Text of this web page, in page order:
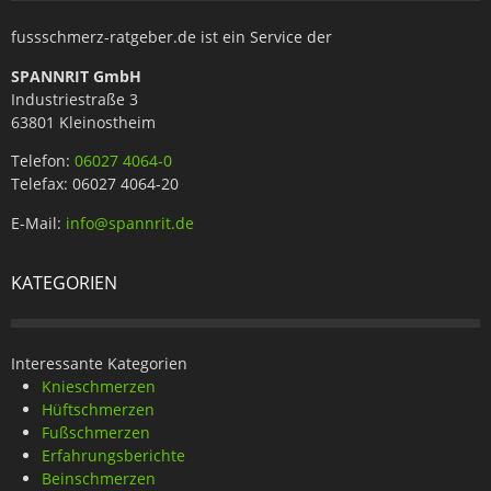
fussschmerz-ratgeber.de ist ein Service der
SPANNRIT GmbH
Industriestraße 3
63801 Kleinostheim
Telefon: 06027 4064-0
Telefax: 06027 4064-20
E-Mail: info@spannrit.de
KATEGORIEN
Interessante Kategorien
Knieschmerzen
Hüftschmerzen
Fußschmerzen
Erfahrungsberichte
Beinschmerzen